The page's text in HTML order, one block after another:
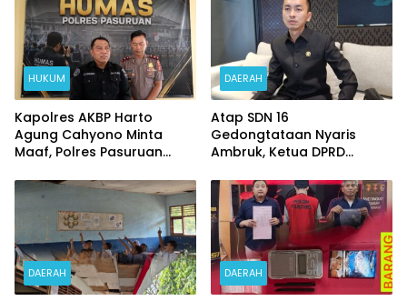
HUKUM
Kapolres AKBP Harto
Agung Cahyono Minta
Maaf, Polres Pasuruan
Meninggalnya Terduga
Pelaku Judi Online
DAERAH
Atap SDN 16
Gedongtataan Nyaris
Ambruk, Ketua DPRD
Perjuangkan Anggaran
Perbaikan
DAERAH DAERAH